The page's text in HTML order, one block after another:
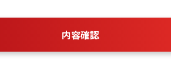
内容確認